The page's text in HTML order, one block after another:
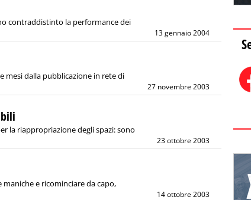
contraddistinto la performance dei
13 gennaio 2004
mesi dalla pubblicazione in rete di
27 novembre 2003
la riappropriazione degli spazi: sono
23 ottobre 2003
e ricominciare da capo,
14 ottobre 2003